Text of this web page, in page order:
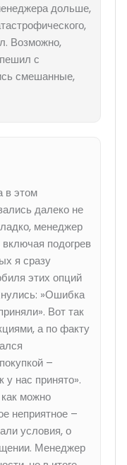
дольше,
Возможно,
с
смешанные,
в этом
далеко не
менеджер
подогрев
я сразу
этих опций
»Ошибка
Вот так
а по факту
–
у нас принято».
можно
неприятное –
условия, о
Менеджер